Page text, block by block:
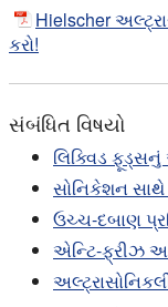
Hielscher
કરો!
સંબંધિત વિષયો
લિક્વિડ ફૂડ્સનું
સોનિકેશન સાથે
ઉચ્ચ-દબાણ
એન્ટિ-ફ્રીઝ